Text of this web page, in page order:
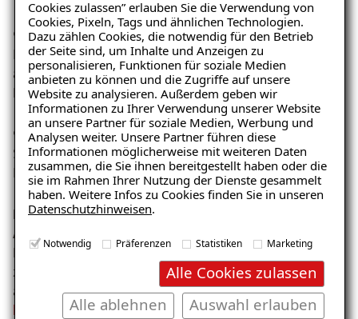
Cookies zulassen” erlauben Sie die Verwendung von
Cookies, Pixeln, Tags und ähnlichen Technologien.
Dazu zählen Cookies, die notwendig für den Betrieb
der Seite sind, um Inhalte und Anzeigen zu
personalisieren, Funktionen für soziale Medien
anbieten zu können und die Zugriffe auf unsere
Website zu analysieren. Außerdem geben wir
Informationen zu Ihrer Verwendung unserer Website
an unsere Partner für soziale Medien, Werbung und
Analysen weiter. Unsere Partner führen diese
Informationen möglicherweise mit weiteren Daten
zusammen, die Sie ihnen bereitgestellt haben oder die
sie im Rahmen Ihrer Nutzung der Dienste gesammelt
haben. Weitere Infos zu Cookies finden Sie in unseren
Datenschutzhinweisen.
Notwendig Präferenzen Statistiken Marketing
Alle Cookies zulassen
Auswahl erlauben
Alle ablehnen
9.2.4.2. Sinnvolle Dokumenttitel
Bei den Dokumenttiteln fehlt eine immer gleiche,
allgemeine Bezeichnung des Webauftritts.
Die Bezeichnung ""11 ISOTEC 2" ist irreführend
9.2.4.7. Aktuelle Position des Fokus deutlich
Sprachauswahl im Header
Button, um an den Seitenanfang zu gelangen
Prüfschritt 9.3.1.2 Anderssprachige Wörter und
Abschnitte ausgezeichnet
Der Cookiebanner steht nicht für englisch und spanisch
zur Verfügung und ist nicht als Fremdsprache
ausgezeichnet.
https://www.isotec.de/es/company-detailsdie